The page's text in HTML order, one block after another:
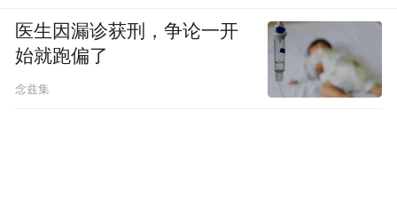
医生因漏诊获刑，争论一开
始就跑偏了
念兹集